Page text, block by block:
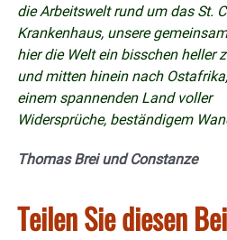
die Arbeitswelt rund um das St.
Krankenhaus, unsere
hier die Welt ein bisschen heller
und mitten hinein nach
einem spannenden Land voller
Widersprüche, beständigem
Thomas Brei und Constanze
Teilen Sie diesen